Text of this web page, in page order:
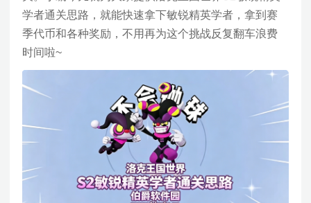
学者通关思路，就能快速拿下敏锐精英学者，拿到赛
季代币和各种奖励，不用再为这个挑战反复翻车浪费
时间啦~